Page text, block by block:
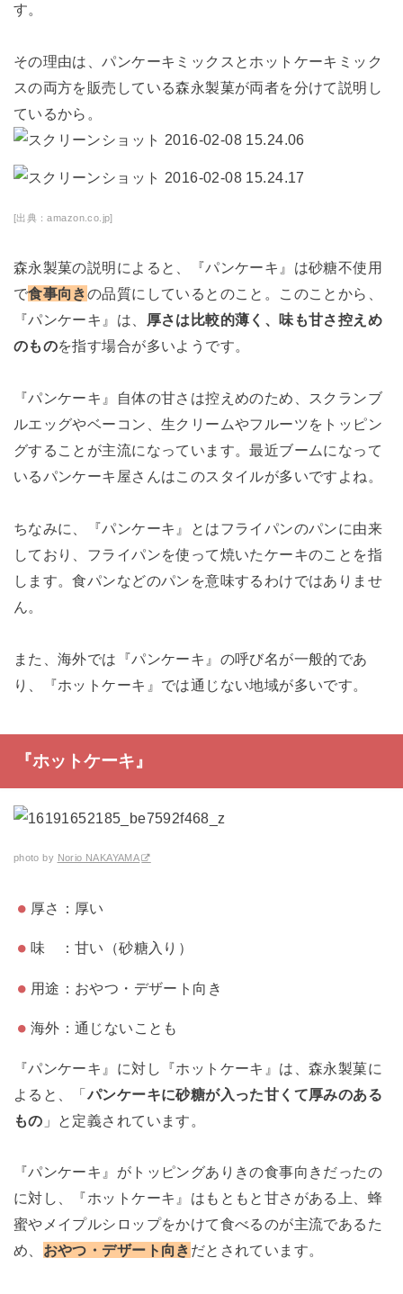
す。
その理由は、パンケーキミックスとホットケーキミック
スの両方を販売している森永製菓が両者を分けて説明し
ているから。
[出典：amazon.co.jp]
森永製菓の説明によると、『パンケーキ』は砂糖不使用
で食事向きの品質にしているとのこと。このことから、
『パンケーキ』は、
厚さは比較的薄く、味も甘さ控えめ
のものを指す場合が多いようです。
『パンケーキ』自体の甘さは控えめのため、スクランブ
ルエッグやベーコン、生クリームやフルーツをトッピン
グすることが主流になっています。最近ブームになって
いるパンケーキ屋さんはこのスタイルが多いですよね。
ちなみに、『パンケーキ』とはフライパンのパンに由来
しており、フライパンを使って焼いたケーキのことを指
します。食パンなどのパンを意味するわけではありませ
ん。
また、海外では『パンケーキ』の呼び名が一般的であ
り、『ホットケーキ』では通じない地域が多いです。
『ホットケーキ』
photo by Norio NAKAYAMA
厚さ：厚い
味 ：甘い（砂糖入り）
用途：おやつ・デザート向き
海外：通じないことも
『パンケーキ』に対し『ホットケーキ』は、森永製菓に
よると、「パンケーキに砂糖が入った甘くて厚みのある
もの 」と定義されています。
『パンケーキ』がトッピングありきの食事向きだったの
に対し、『ホットケーキ』はもともと甘さがある上、蜂
蜜やメイプルシロップをかけて食べるのが主流であるた
め、 おやつ・デザート向き だとされています。